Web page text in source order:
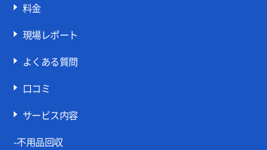
料金
現場レポート
よくある質問
口コミ
サービス内容
-不用品回収